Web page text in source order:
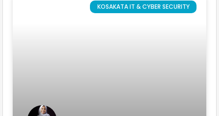
KOSAKATA IT & CYBER SECURITY